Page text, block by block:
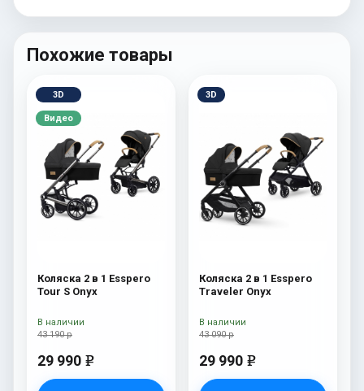
Похожие товары
3D
Видео
Коляска 2 в 1 Esspero
Tour S Onyx
43 190 р
29 990 e
В наличии
3D
Коляска 2 в 1 Esspero
Traveler Onyx
43 090 р
29 990 e
В наличии